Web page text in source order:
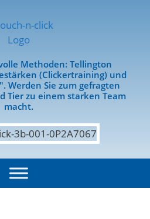
Methoden: Tellington
(Clickertraining) und
Werden Sie zum gefragten
Tier zu einem starken Team
macht.